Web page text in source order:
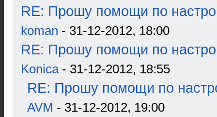
RE: Прошу помощи по
koman - 31-12-2012, 18:00
RE: Прошу помощи по
Konica- 31-12-2012, 18:55
RE: Прошу помощи по
AVM - 31-12-2012, 19:00